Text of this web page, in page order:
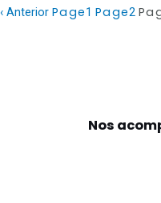
‹ Anterior Page1 Page2
Nos